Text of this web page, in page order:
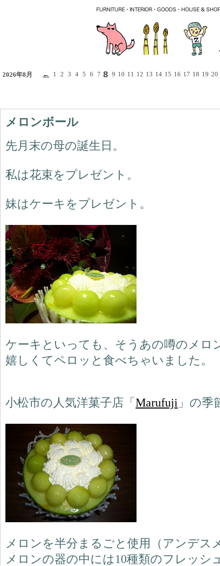
2026年8月 ← 1 2 3 4 5 6 7 8 9 10 11 12 13 14 15 16 17 18 19 20
メロンボール
先月末の母の誕生日。
私は花束をプレゼント。
妹はケーキをプレゼント。
ケーキといっても、そうあの噂のメロ
嬉しくてペロッと食べちゃいました。
小松市の人気洋菓子店「 Marufuji 」の季
メロンを半分まるごと使用（アンデス
メロンの器の中には10種類のフレッシ